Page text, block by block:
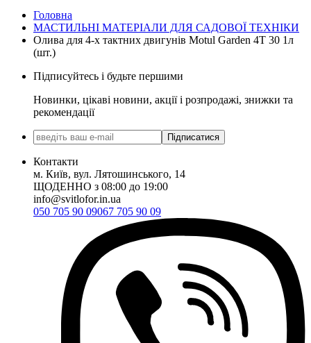
Головна
МАСТИЛЬНІ МАТЕРІАЛИ ДЛЯ САДОВОЇ ТЕХНІКИ
Олива для 4-х тактних двигунів Motul Garden 4T 30 1л
(шт.)
Підписуйтесь і будьте першими
Новинки, цікаві новини, акції і розпродажі, знижки та
рекомендації
Підписатися
Контакти
м. Київ, вул. Лятошинського, 14
ЩОДЕННО з 08:00 до 19:00
info@svitlofor.in.ua
050 705 90 09067 705 90 09